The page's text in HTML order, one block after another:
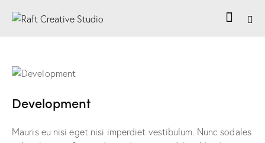
Development
Mauris eu nisi eget nisi imperdiet vestibulum. Nunc sodales